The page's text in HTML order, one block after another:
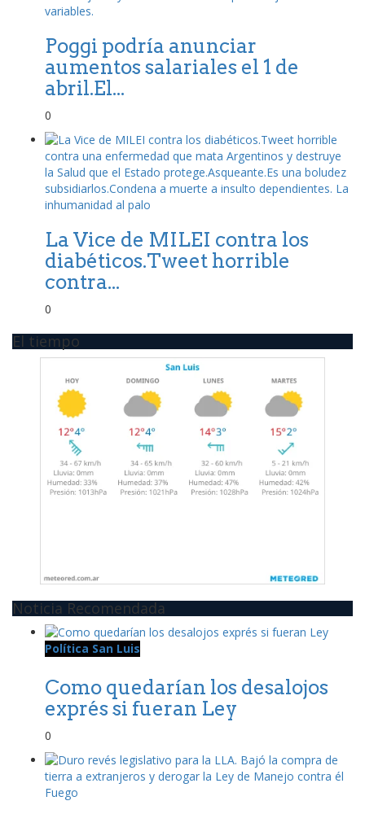
Poggi podría anunciar
aumentos salariales el 1 de
abril.El...
0
La Vice de MILEI contra los
diabéticos.Tweet horrible
contra...
0
El tiempo
Noticia Recomendada
Política San Luis
Como quedarían los desalojos
exprés si fueran Ley
0